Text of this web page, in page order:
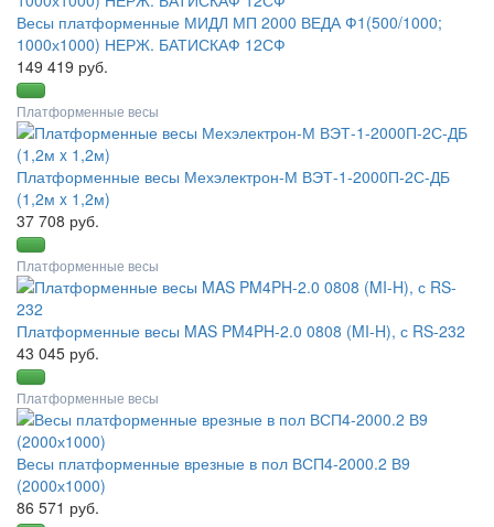
Весы платформенные МИДЛ МП 2000 ВЕДА Ф1(500/1000;
1000х1000) НЕРЖ. БАТИСКАФ 12СФ
149 419 руб.
Платформенные весы
Платформенные весы Мехэлектрон-М ВЭТ-1-2000П-2С-ДБ
(1,2м x 1,2м)
37 708 руб.
Платформенные весы
Платформенные весы MAS PM4PH-2.0 0808 (MI-H), с RS-232
43 045 руб.
Платформенные весы
Весы платформенные врезные в пол ВСП4-2000.2 В9
(2000х1000)
86 571 руб.